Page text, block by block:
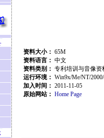
资料大小： 65M
资料语言： 中文
资料类别： 专利培训与音像资
运行环境： Win9x/Me/NT/
加入时间： 2011-11-05
原始网站： Home Page